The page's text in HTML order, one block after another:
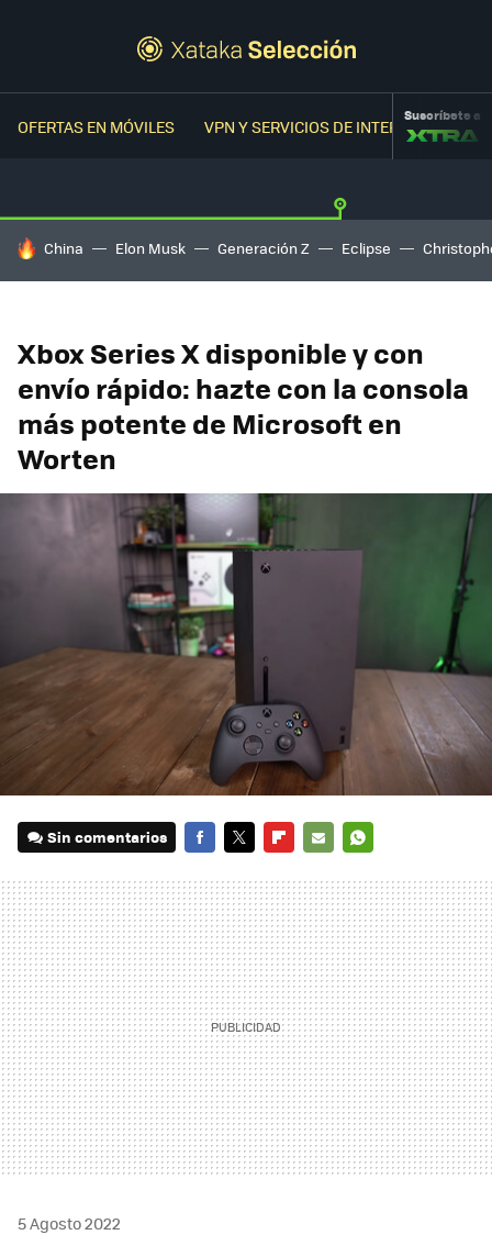
OFERTAS EN MÓVILES VPN Y SERVICIOS DE INTERNETSuscríbete a
HOY SE HABLA DE
China Elon Musk Generación Z Eclipse
Xbox Series X disponible y con
envío rápido: hazte con la consola
más potente de Microsoft en
Worten
Sin comentarios
MAIL
5 Agosto 2022